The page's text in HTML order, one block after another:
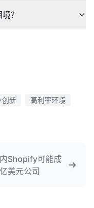
？
创新
高利率环境
Shopify可能成
美元公司